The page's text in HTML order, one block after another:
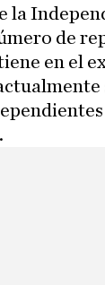
la
de
en el